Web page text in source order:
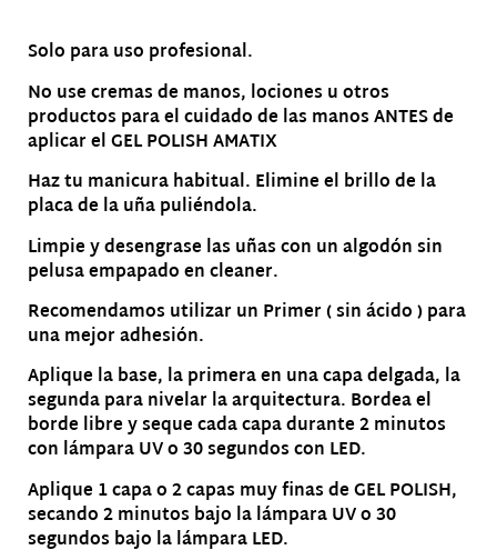
Solo para uso profesional.
No use cremas de manos, lociones u otros
productos para el cuidado de las manos ANTES de
aplicar el GEL POLISH AMATIX
Haz tu manicura habitual. Elimine el brillo de la
placa de la uña puliéndola.
Limpie y desengrase las uñas con un algodón sin
pelusa empapado en cleaner.
Recomendamos utilizar un Primer ( sin ácido ) para
una mejor adhesión.
Aplique la base, la primera en una capa delgada, la
segunda para nivelar la arquitectura. Bordea el
borde libre y seque cada capa durante 2 minutos
con lámpara UV o 30 segundos con LED.
Aplique 1 capa o 2 capas muy finas de GEL POLISH,
secando 2 minutos bajo la lámpara UV o 30
segundos bajo la lámpara LED.